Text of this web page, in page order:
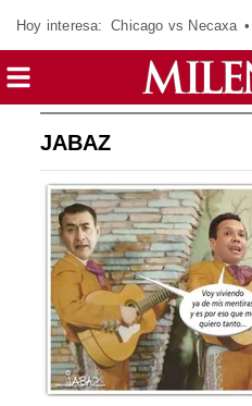
Hoy interesa: Chicago vs Necaxa
JABAZ